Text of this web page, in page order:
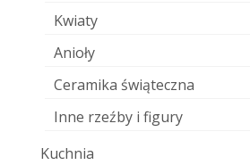
Kwiaty
Anioły
Ceramika świąteczna
Inne rzeźby i figury
Kuchnia